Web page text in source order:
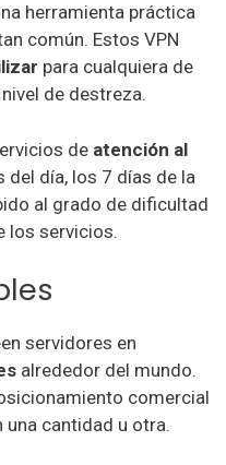
herramienta práctica
común. Estos VPN
para cualquiera de
de destreza.
de atención al
día, los 7 días de la
al grado de dificultad
los servicios.
servidores en
alrededor del mundo.
comercial
una cantidad u otra.